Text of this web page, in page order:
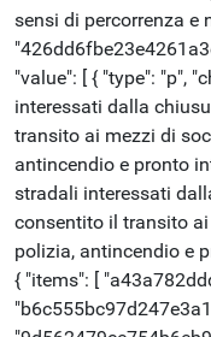
sensi di percorrenza e
"value": [ { "type": "p",
interessati dalla
transito ai mezzi di
antincendio e pronto
stradali interessati
consentito il transito
polizia, antincendio e
{ "items": [